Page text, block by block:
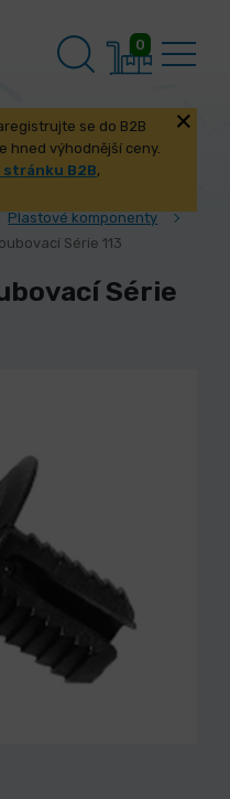
0
se do B2B
hned výhodnější ceny.
stránku B2B,
Plastové komponenty
Série 113
Série